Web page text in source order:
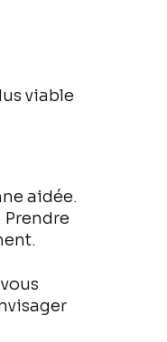
viable
aidée.
Prendre